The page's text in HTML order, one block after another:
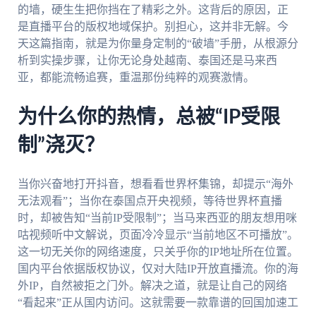
的墙，硬生生把你挡在了精彩之外。这背后的原因，正
是直播平台的版权地域保护。别担心，这并非无解。今
天这篇指南，就是为你量身定制的“破墙”手册，从根源分
析到实操步骤，让你无论身处越南、泰国还是马来西
亚，都能流畅追赛，重温那份纯粹的观赛激情。
为什么你的热情，总被“IP受限
制”浇灭？
当你兴奋地打开抖音，想看看世界杯集锦，却提示“海外
无法观看”；当你在泰国点开央视频，等待世界杯直播
时，却被告知“当前IP受限制”；当马来西亚的朋友想用咪
咕视频听中文解说，页面冷冷显示“当前地区不可播放”。
这一切无关你的网络速度，只关乎你的IP地址所在位置。
国内平台依据版权协议，仅对大陆IP开放直播流。你的海
外IP，自然被拒之门外。解决之道，就是让自己的网络
“看起来”正从国内访问。这就需要一款靠谱的回国加速工